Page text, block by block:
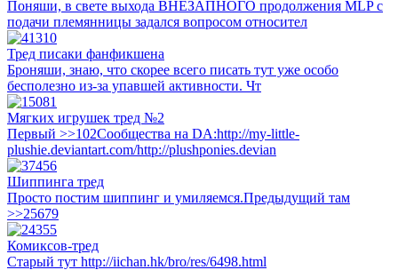
Поняши, в свете выхода ВНЕЗАПНОГО продолжения MLP с
подачи племянницы задался вопросом относител
Тред писаки фанфикшена
Броняши, знаю, что скорее всего писать тут уже особо
бесполезно из-за упавшей активности. Чт
Мягких игрушек тред №2
Первый >>102Сообщества на DA:http://my-little-
plushie.deviantart.com/http://plushponies.devian
Шиппинга тред
Просто постим шиппинг и умиляемся.Предыдущий там
>>25679
Комиксов-тред
Старый тут http://iichan.hk/bro/res/6498.html